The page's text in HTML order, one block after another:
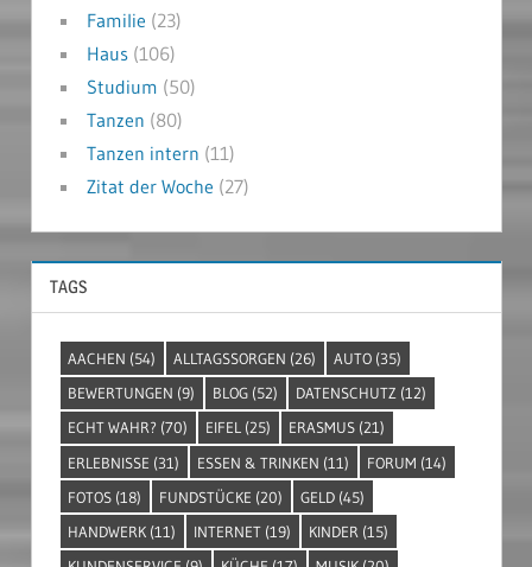
Familie (23)
Haus(106)
Studium (50)
Tanzen (80)
Tanzen intern (11)
Zitat der Woche (27)
TAGS
AACHEN (54) ALLTAGSSORGEN (26) AUTO (35)
BEWERTUNGEN (9) BLOG (52) DATENSCHUTZ (12)
ECHT WAHR? (70) EIFEL (25) ERASMUS (21)
ERLEBNISSE (31) ESSEN & TRINKEN (11) FORUM (14)
FOTOS (18) FUNDSTÜCKE (20) GELD (45)
HANDWERK (11) INTERNET (19) KINDER (15)